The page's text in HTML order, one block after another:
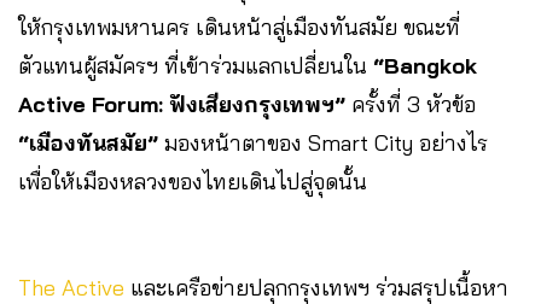
ให้กรุงเทพมหานคร เดินหน้าสู่เมืองทันสมัย ขณะที่
ตัวแทนผู้สมัครฯ ที่เข้าร่วมแลกเปลี่ยนใน “Bangkok
Active Forum: ฟังเสียงกรุงเทพฯ” ครั้งที่ 3 หัวข้อ
“เมืองทันสมัย” มองหน้าตาของ Smart City อย่างไร
เพื่อให้เมืองหลวงของไทยเดินไปสู่จุดนั้น
The Active และเครือข่ายปลุกกรุงเทพฯ ร่วมสรุปเนื้อหา